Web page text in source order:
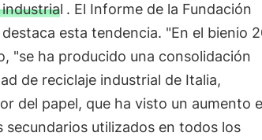
. El Informe de la Fundación
esta tendencia. "En el bienio
"se ha producido una consolidación
de reciclaje industrial de Italia,
del papel, que ha visto un aumento
secundarios utilizados en todos los